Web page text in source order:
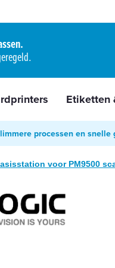
Etiketten
processen en snelle
voor PM9500